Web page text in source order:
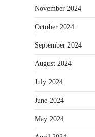
November 2024
October 2024
September 2024
August 2024
July 2024
June 2024
May 2024